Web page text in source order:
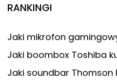
RANKINGI
Jaki mikrofon
Jaki boombox Toshiba
Jaki soundbar Thomson